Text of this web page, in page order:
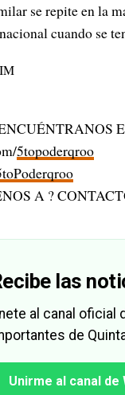
se repite en la
cuando se
5topoderqroo
A ?
las
al canal oficial
de
Unirme al canal de